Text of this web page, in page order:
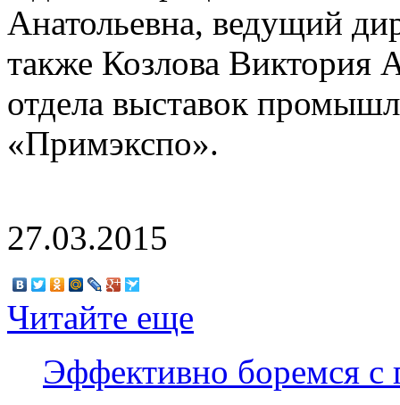
Анатольевна, ведущий
также Козлова Виктория
отдела выставок
«Примэкспо».
27.03.2015
Читайте еще
Эффективно боремся